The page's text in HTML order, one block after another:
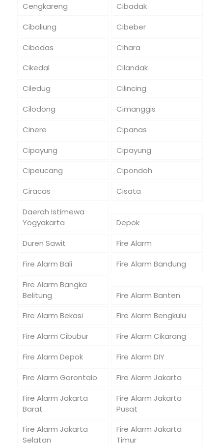
Cengkareng
Cibadak
Cibaliung
Cibeber
Cibodas
Cihara
Cikedal
Cilandak
Ciledug
Cilincing
Cilodong
Cimanggis
Cinere
Cipanas
Cipayung
Cipayung
Cipeucang
Cipondoh
Ciracas
Cisata
Daerah Istimewa
Yogyakarta
Depok
Duren Sawit
Fire Alarm
Fire Alarm Bali
Fire Alarm Bandung
Fire Alarm Bangka
Belitung
Fire Alarm Banten
Fire Alarm Bekasi
Fire Alarm Bengkulu
Fire Alarm Cibubur
Fire Alarm Cikarang
Fire Alarm Depok
Fire Alarm DIY
Fire Alarm Gorontalo
Fire Alarm Jakarta
Fire Alarm Jakarta
Barat
Fire Alarm Jakarta
Pusat
Fire Alarm Jakarta
Selatan
Fire Alarm Jakarta
Timur